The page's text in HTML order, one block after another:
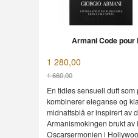
Armani Code pour
1 280,00
1 660,00
Rabatt
En tidløs sensuell duft
kombinerer eleganse og
midnattsblå er inspirert av
Armanismokingen brukt
Oscarsermonien i